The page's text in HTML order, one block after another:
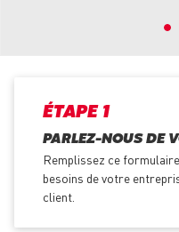
ÉTAPE 1
PARLEZ-NOUS DE
Remplissez ce
besoins de votre
client.